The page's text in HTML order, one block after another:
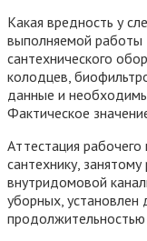
Какая вредность у
выполняемой работы
сантехнического
колодцев,
данные и
Фактическое
Аттестация
сантехнику,
внутридомовой
уборных, установлен